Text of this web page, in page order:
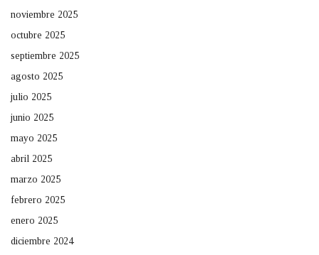
noviembre 2025
octubre 2025
septiembre 2025
agosto 2025
julio 2025
junio 2025
mayo 2025
abril 2025
marzo 2025
febrero 2025
enero 2025
diciembre 2024